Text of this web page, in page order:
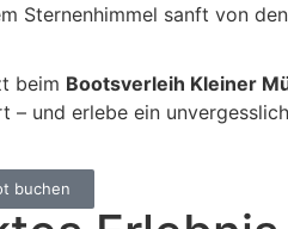
Sternenhimmel sanft von
beim Bootsverleih Kleiner
– und erlebe ein
buchen